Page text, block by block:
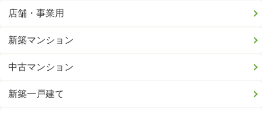
店舗・事業用
新築マンション
中古マンション
新築一戸建て